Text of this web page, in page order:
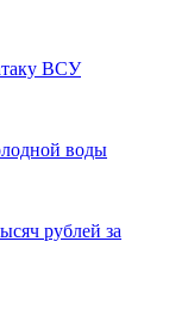
ВСУ
воды
рублей за